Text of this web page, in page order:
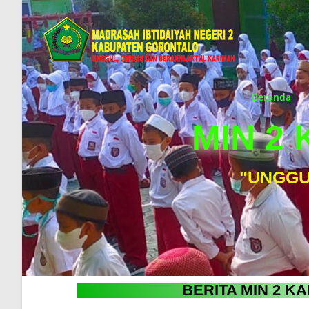
Beranda
MIN 2
BERITA MIN 2